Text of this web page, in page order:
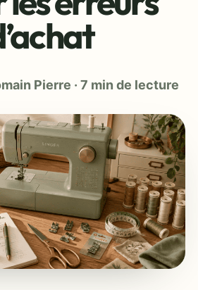
Pierre · 7 min de lecture